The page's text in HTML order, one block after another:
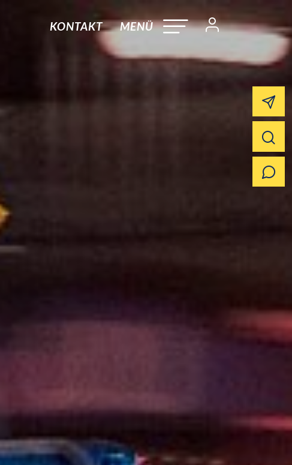
KONTAKT MENÜ